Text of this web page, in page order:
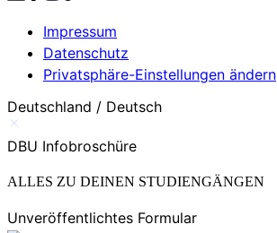
Impressum
Datenschutz
Privatsphäre-Einstellungen ändern
Deutschland / Deutsch
DBU Infobroschüre
ALLES ZU DEINEN STUDIENGÄNGEN
Unveröffentlichtes Formular